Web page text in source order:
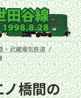
・武蔵電気鉄道
橋間の